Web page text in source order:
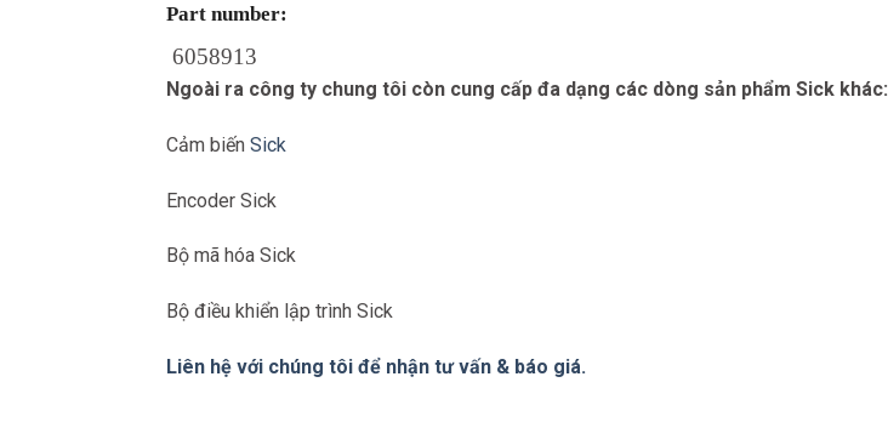
Part number:
6058913
Ngoài ra công ty chung tôi còn cung cấp đa dạng các dòng sản phẩm Sick khác:
Cảm biến Sick
Encoder Sick
Bộ mã hóa Sick
Bộ điều khiển lập trình Sick
Liên hệ với chúng tôi để nhận tư vấn & báo giá.